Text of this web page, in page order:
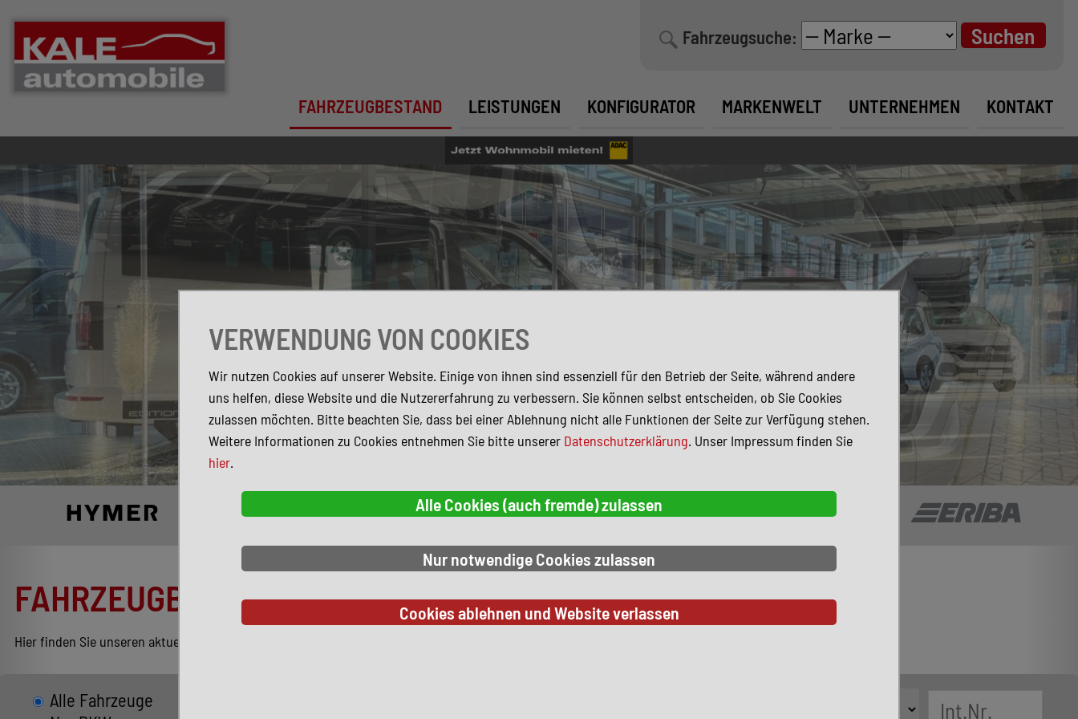
Fahrzeugsuche:
FAHRZEUGBESTAND LEISTUNGEN KONFIGURATOR MARKENWELT UNTERNEHMEN KONTAKT
FAHRZEUGBESTAND
Hier finden Sie unseren aktuellen Bestand entsprechend Ihren Suchkriterien.
Alle Fahrzeuge
VERWENDUNG VON COOKIES
Wir nutzen Cookies auf unserer Website. Einige von ihnen sind essenziell für den Betrieb der Seite, während andere
uns helfen, diese Website und die Nutzererfahrung zu verbessern. Sie können selbst entscheiden, ob Sie Cookies
zulassen möchten. Bitte beachten Sie, dass bei einer Ablehnung nicht alle Funktionen der Seite zur Verfügung stehen.
Weitere Informationen zu Cookies entnehmen Sie bitte unserer Datenschutzerklärung. Unser Impressum finden Sie
hier.